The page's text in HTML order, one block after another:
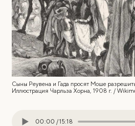
Сыны Реувена и Гада просят Моше
Иллюстрация Чарльза Хорна, 1908 г. /
00:00 /15:18